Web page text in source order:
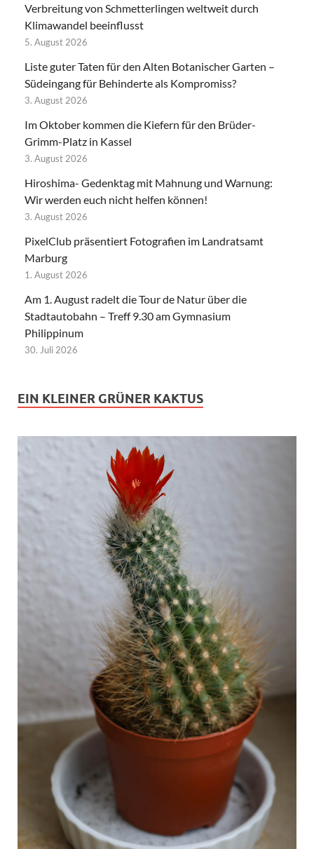
Verbreitung von Schmetterlingen weltweit durch
Klimawandel beeinflusst
5. August 2026
Liste guter Taten für den Alten Botanischer Garten –
Südeingang für Behinderte als Kompromiss?
3. August 2026
Im Oktober kommen die Kiefern für den Brüder-
Grimm-Platz in Kassel
3. August 2026
Hiroshima- Gedenktag mit Mahnung und Warnung:
Wir werden euch nicht helfen können!
3. August 2026
PixelClub präsentiert Fotografien im Landratsamt
Marburg
1. August 2026
Am 1. August radelt die Tour de Natur über die
Stadtautobahn – Treff 9.30 am Gymnasium
Philippinum
30. Juli 2026
EIN KLEINER GRÜNER KAKTUS